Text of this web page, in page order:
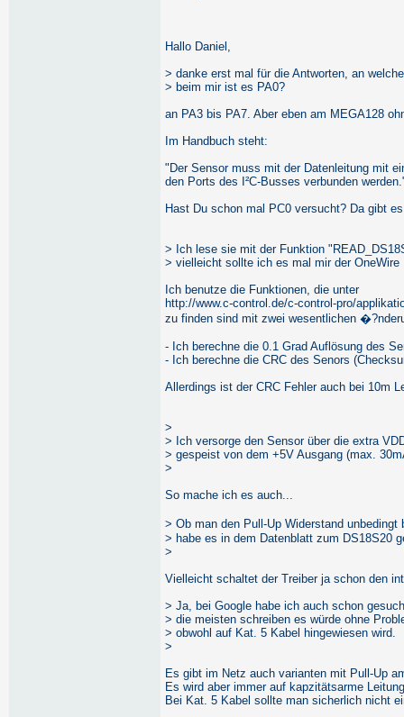
Hallo Daniel,
> danke erst mal für die Antworten, an
> beim mir ist es PA0?
an PA3 bis PA7. Aber eben am MEGA128
Im Handbuch steht:
"Der Sensor muss mit der Datenleitung mit
den Ports des I²C-Busses verbunden
Hast Du schon mal PC0 versucht? Da gibt
> Ich lese sie mit der Funktion
> vielleicht sollte ich es mal mir der
Ich benutze die Funktionen, die unter
http://www.c-control.de/c-control-pro/
zu finden sind mit zwei wesentlichen
- Ich berechne die 0.1 Grad Auflösung des
- Ich berechne die CRC des Senors
Allerdings ist der CRC Fehler auch bei 10m
>
> Ich versorge den Sensor über die extra
> gespeist von dem +5V Ausgang (max.
>
So mache ich es auch...
> Ob man den Pull-Up Widerstand
> habe es in dem Datenblatt zum DS18S20
>
Vielleicht schaltet der Treiber ja schon den
> Ja, bei Google habe ich auch schon
> die meisten schreiben es würde ohne
> obwohl auf Kat. 5 Kabel hingewiesen wird.
>
Es gibt im Netz auch varianten mit Pull-Up
Es wird aber immer auf kapzitätsarme
Bei Kat. 5 Kabel sollte man sicherlich nicht